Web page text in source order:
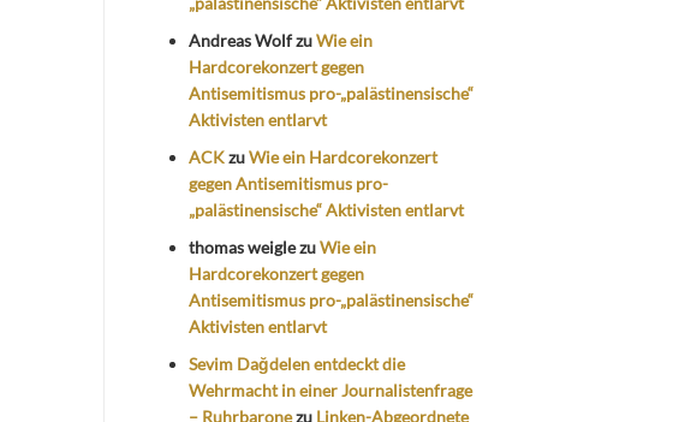
Andreas WolfzuWie ein
Hardcorekonzert gegen
Antisemitismus pro-„palästinensische“
Aktivisten entlarvt
ACKzuWie ein Hardcorekonzert
gegen Antisemitismus pro-
„palästinensische“ Aktivisten entlarvt
thomas weiglezuWie ein
Hardcorekonzert gegen
Antisemitismus pro-„palästinensische“
Aktivisten entlarvt
Sevim Dağdelen entdeckt die
Wehrmacht in einer Journalistenfrage
– Ruhrbaronezu Linken-Abgeordnete